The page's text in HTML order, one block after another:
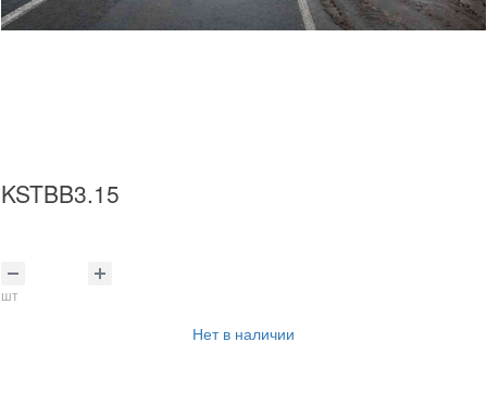
KSTBB3.15
шт
Нет в наличии